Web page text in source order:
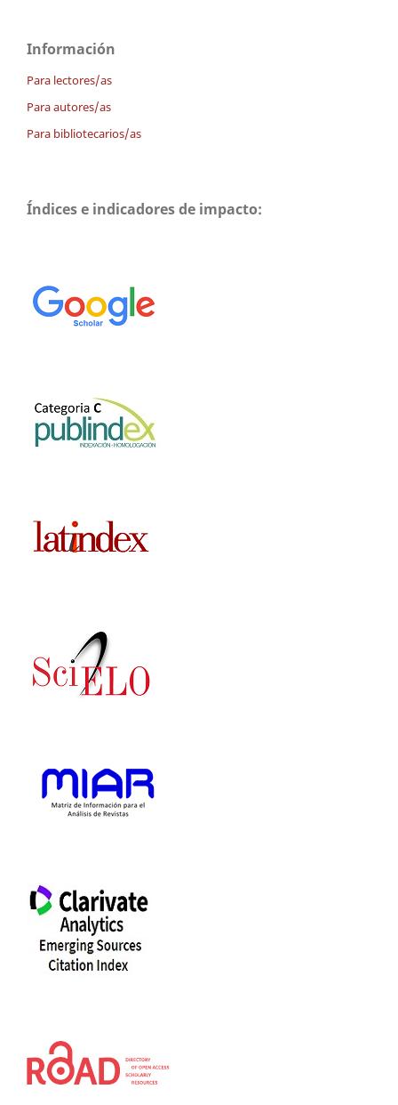
Información
Para lectores/as
Para autores/as
Para bibliotecarios/as
Índices e indicadores de impacto: